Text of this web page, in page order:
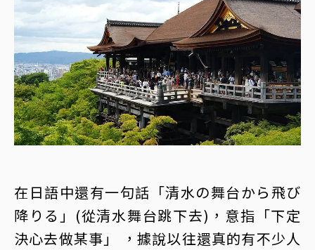
在日語中還有一句話「清水の舞台から飛び
降りる」(從清水舞台跳下去)，意指「下定
決心去做某事」 ，據說以往還真的有不少人